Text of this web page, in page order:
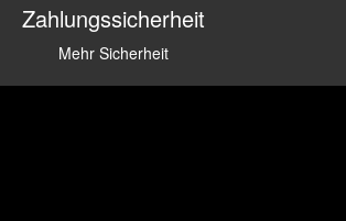
Zahlungssicherheit
Mehr Sicherheit